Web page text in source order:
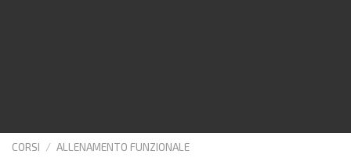
CORSI / ALLENAMENTO FUNZIONALE